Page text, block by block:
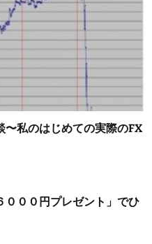
〜私のはじめての実際のFX
０００円プレゼント」でひ